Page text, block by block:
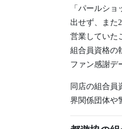
「パールシ
出せず、また
営業していた
組合員資格の
ファン感謝デ
同店の組合員
界関係団体や